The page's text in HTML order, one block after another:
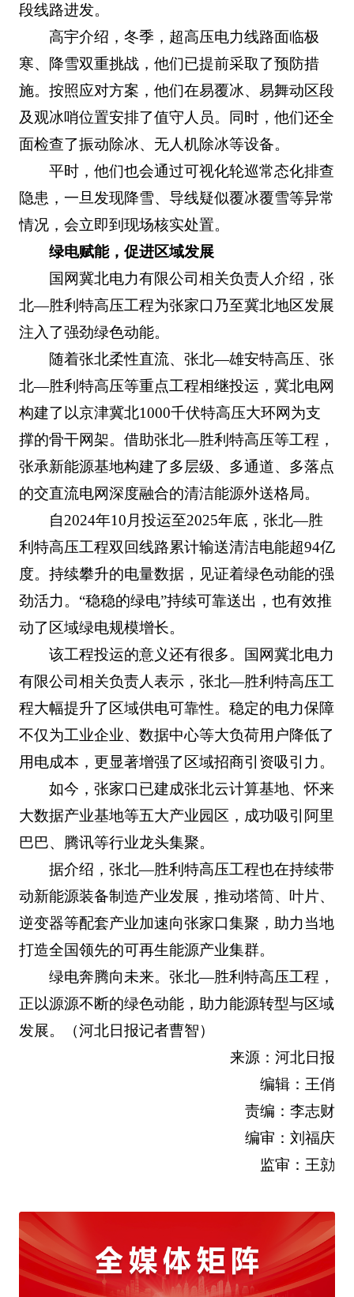
段线路进发。
高宇介绍，冬季，超高压电力线路面临极
寒、降雪双重挑战，他们已提前采取了预防措
施。按照应对方案，他们在易覆冰、易舞动区段
及观冰哨位置安排了值守人员。同时，他们还全
面检查了振动除冰、无人机除冰等设备。
平时，他们也会通过可视化轮巡常态化排查
隐患，一旦发现降雪、导线疑似覆冰覆雪等异常
情况，会立即到现场核实处置。
绿电赋能，促进区域发展
国网冀北电力有限公司相关负责人介绍，张
北—胜利特高压工程为张家口乃至冀北地区发展
注入了强劲绿色动能。
随着张北柔性直流、张北—雄安特高压、张
北—胜利特高压等重点工程相继投运，冀北电网
构建了以京津冀北1000千伏特高压大环网为支
撑的骨干网架。借助张北—胜利特高压等工程，
张承新能源基地构建了多层级、多通道、多落点
的交直流电网深度融合的清洁能源外送格局。
自2024年10月投运至2025年底，张北—胜
利特高压工程双回线路累计输送清洁电能超94亿
度。持续攀升的电量数据，见证着绿色动能的强
劲活力。“稳稳的绿电”持续可靠送出，也有效推
动了区域绿电规模增长。
该工程投运的意义还有很多。国网冀北电力
有限公司相关负责人表示，张北—胜利特高压工
程大幅提升了区域供电可靠性。稳定的电力保障
不仅为工业企业、数据中心等大负荷用户降低了
用电成本，更显著增强了区域招商引资吸引力。
如今，张家口已建成张北云计算基地、怀来
大数据产业基地等五大产业园区，成功吸引阿里
巴巴、腾讯等行业龙头集聚。
据介绍，张北—胜利特高压工程也在持续带
动新能源装备制造产业发展，推动塔筒、叶片、
逆变器等配套产业加速向张家口集聚，助力当地
打造全国领先的可再生能源产业集群。
绿电奔腾向未来。张北—胜利特高压工程，
正以源源不断的绿色动能，助力能源转型与区域
发展。（河北日报记者曹智）
来源：河北日报
编辑：王俏
责编：李志财
编审：刘福庆
监审：王勍